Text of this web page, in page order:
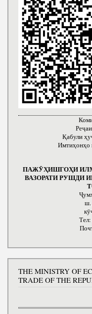
Қабули
Имтиҳонҳо
ПАЖӮҲИШГОҲИ
ВАЗОРАТИ РУШДИ
ш.
Тел:
THE MINISTRY OF
TRADE OF THE